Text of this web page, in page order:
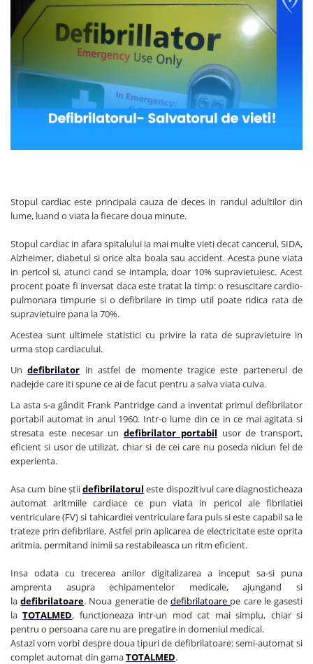
Echipamente medicale pentru ORL
Echipamente medicale pentru
Medicina Muncii
Echipamente medicale pentru
Pneumoftiziologie
Echipamente Medicale pentru Sali
de Operatie
Medicina de Familie
Echipament medical pentru
Echipamente medicale pentru
Pediatrie
Autoclave
Autokeratorefractometre
Balon resuscitare
Biometre
Biomicroscoape
Cantare
Combine oftalmologice
Concentratoare de oxigen
Defibrilatoare
Dermatoscoape
Dopplere fetale
Dopplere vasculare
Ecografe
Electrocardiografe
Electrocautere
Unit ORL
Electroencefalografe
Endoscoape
Foroptere
Freze AlgerBrush II
Fundus Camera
Holtere
Incubatoare
Injectomate si infuzomate
Lampi bactericide si Dispozitive de
Paturi nou nascuti
Paturi spital adulti
Scarite medicale
Scaune consultatii
Stative perfuzii
Targi
Hartie pentru electrocardiografe
Hartie spirometre/audiometre
Hartie videoprinter ecograf
Indicatori de sterilizare
Lame de bisturiu
Manusi examinare
Pungi sterilizare
Spatule lemn
Speculi vaginali
Trusa mica chirurgie
Truse perfuzie
Stopul cardiac este principala cauza de deces in randul adultilor din
lume, luand o viata la fiecare doua minute.
Stopul cardiac in afara spitalului ia mai multe vieti decat cancerul, SIDA,
Alzheimer, diabetul si orice alta boala sau accident. Acesta pune viata
in pericol si, atunci cand se intampla, doar 10% supravietuiesc. Acest
procent poate fi inversat daca este tratat la timp: o resuscitare cardio-
pulmonara timpurie si o defibrilare in timp util poate ridica rata de
supravietuire pana la 70%.
Acestea sunt ultimele statistici cu privire la rata de supravietuire in
urma stop cardiacului.
Un defibrilator in astfel de momente tragice este partenerul de
nadejde care iti spune ce ai de facut pentru a salva viata cuiva.
La asta s-a gândit Frank Pantridge cand a inventat primul defibrilator
portabil automat in anul 1960. Intr-o lume din ce in ce mai agitata si
stresata este necesar un defibrilator portabil usor de transport,
eficient si usor de utilizat, chiar si de cei care nu poseda niciun fel de
experienta.
Asa cum bine știidefibrilatorul este dispozitivul care diagnosticheaza
automat aritmiile cardiace ce pun viata in pericol ale fibrilatiei
ventriculare (FV) si tahicardiei ventriculare fara puls si este capabil sa le
trateze prin defibrilare. Astfel prin aplicarea de electricitate este oprita
aritmia, permitand inimii sa restabileasca un ritm eficient.
Insa odata cu trecerea anilor digitalizarea a inceput sa-si puna
amprenta asupra echipamentelor medicale, ajungand si
ladefibrilatoare. Noua generatie dedefibrilatoare pe care le gasesti
laTOTALMED, functioneaza intr-un mod cat mai simplu, chiar si
pentru o persoana care nu are pregatire in domeniul medical.
Astazi vom vorbi despre doua tipuri de defibrilatoare: semi-automat si
complet automat din gamaTOTALMED.